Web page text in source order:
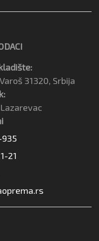
31320, Srbija
21